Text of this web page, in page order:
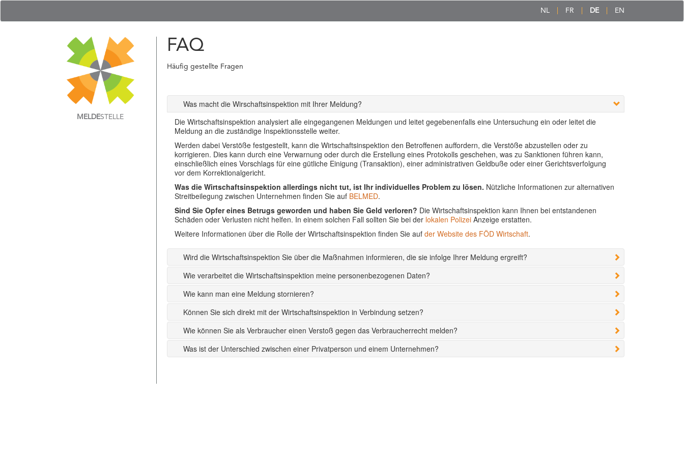
NL FR DE EN
MELDESTELLE
FAQ
Häufig gestellte Fragen
Was macht die Wirschaftsinspektion mit Ihrer Meldung?
Die Wirtschaftsinspektion analysiert alle eingegangenen Meldungen und leitet gegebenenfalls eine Untersuchung ein oder leitet die
Meldung an die zuständige Inspektionsstelle weiter.
Werden dabei Verstöße festgestellt, kann die Wirtschaftsinspektion den Betroffenen auffordern, die Verstöße abzustellen oder zu
korrigieren. Dies kann durch eine Verwarnung oder durch die Erstellung eines Protokolls geschehen, was zu Sanktionen führen kann,
einschließlich eines Vorschlags für eine gütliche Einigung (Transaktion), einer administrativen Geldbuße oder einer Gerichtsverfolgung
vor dem Korrektionalgericht.
Was die Wirtschaftsinspektion allerdings nicht tut, ist Ihr individuelles Problem zu lösen. Nützliche Informationen zur alternativen
Streitbeilegung zwischen Unternehmen finden Sie auf BELMED.
Sind Sie Opfer eines Betrugs geworden und haben Sie Geld verloren? Die Wirtschaftsinspektion kann Ihnen bei entstandenen
Schäden oder Verlusten nicht helfen. In einem solchen Fall sollten Sie bei der lokalen Polizei Anzeige erstatten.
Weitere Informationen über die Rolle der Wirtschaftsinspektion finden Sie auf der Website des FÖD Wirtschaft.
Wird die Wirtschaftsinspektion Sie über die Maßnahmen informieren, die sie infolge Ihrer Meldung ergreift?
Wie verarbeitet die Wirtschaftsinspektion meine personenbezogenen Daten?
Wie kann man eine Meldung stornieren?
Können Sie sich direkt mit der Wirtschaftsinspektion in Verbindung setzen?
Wie können Sie als Verbraucher einen Verstoß gegen das Verbraucherrecht melden?
Was ist der Unterschied zwischen einer Privatperson und einem Unternehmen?